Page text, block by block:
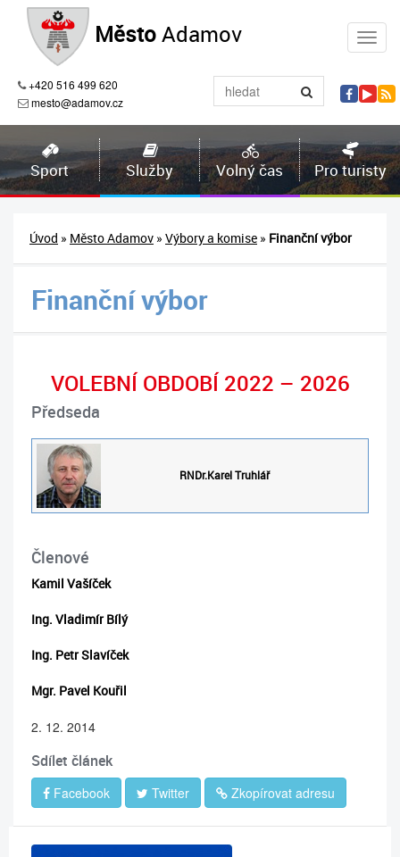
MěstoAdamov
+420 516 499 620
mesto@adamov.cz
Sport Služby Volný čas Pro turisty
Úvod » Město Adamov » Výbory a komise » Finanční výbor
Finanční výbor
VOLEBNÍ OBDOBÍ 2022 – 2026
Předseda
RNDr.Karel Truhlář
Členové
Kamil Vašíček
Ing. Vladimír Bílý
Ing. Petr Slavíček
Mgr. Pavel Kouřil
2. 12. 2014
Sdílet článek
Facebook Twitter Zkopírovat adresu